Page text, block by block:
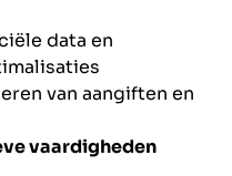
data en
van aangiften en
vaardigheden